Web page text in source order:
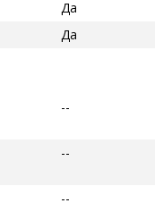
Да
Да
--
--
--